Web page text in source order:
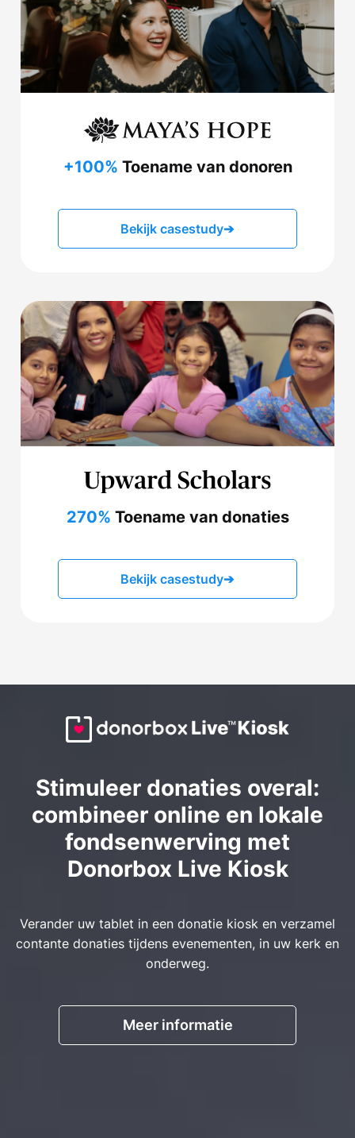
+100% Toename van donoren
Bekijk casestudy➔
270% Toename van donaties
Bekijk casestudy➔
Stimuleer donaties overal:
combineer online en lokale
fondsenwerving met
Donorbox Live Kiosk
Verander uw tablet in een donatie kiosk en verzamel
contante donaties tijdens evenementen, in uw kerk en
onderweg.
Meer informatie